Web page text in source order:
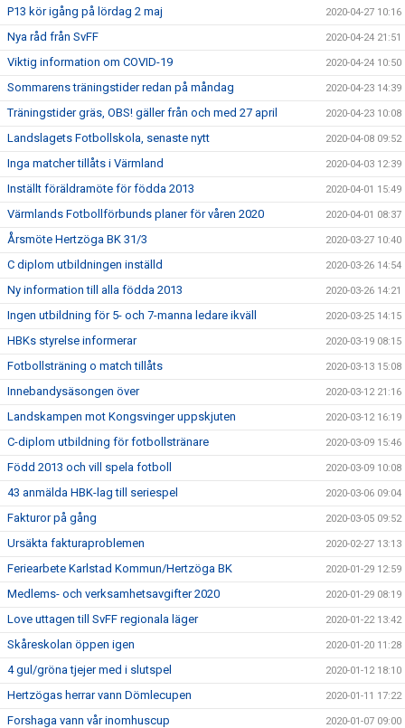
P13 kör igång på lördag 2 maj 2020-04-27 10:16
Nya råd från SvFF 2020-04-24 21:51
Viktig information om COVID-19 2020-04-24 10:50
Sommarens träningstider redan på måndag 2020-04-23 14:39
Träningstider gräs, OBS! gäller från och med 27 april 2020-04-23 10:08
Landslagets Fotbollskola, senaste nytt 2020-04-08 09:52
Inga matcher tillåts i Värmland 2020-04-03 12:39
Inställt föräldramöte för födda 2013 2020-04-01 15:49
Värmlands Fotbollförbunds planer för våren 2020 2020-04-01 08:37
Årsmöte Hertzöga BK 31/3 2020-03-27 10:40
C diplom utbildningen inställd 2020-03-26 14:54
Ny information till alla födda 2013 2020-03-26 14:21
Ingen utbildning för 5- och 7-manna ledare ikväll 2020-03-25 14:15
HBKs styrelse informerar 2020-03-19 08:15
Fotbollsträning o match tillåts 2020-03-13 15:08
Innebandysäsongen över 2020-03-12 21:16
Landskampen mot Kongsvinger uppskjuten 2020-03-12 16:19
C-diplom utbildning för fotbollstränare 2020-03-09 15:46
Född 2013 och vill spela fotboll 2020-03-09 10:08
43 anmälda HBK-lag till seriespel 2020-03-06 09:04
Fakturor på gång 2020-03-05 09:52
Ursäkta fakturaproblemen 2020-02-27 13:13
Feriearbete Karlstad Kommun/Hertzöga BK 2020-01-29 12:59
Medlems- och verksamhetsavgifter 2020 2020-01-29 08:19
Love uttagen till SvFF regionala läger 2020-01-22 13:42
Skåreskolan öppen igen 2020-01-20 11:28
4 gul/gröna tjejer med i slutspel 2020-01-12 18:10
Hertzögas herrar vann Dömlecupen 2020-01-11 17:22
Forshaga vann vår inomhuscup 2020-01-07 09:00